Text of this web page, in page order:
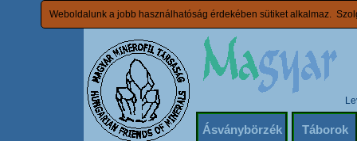
Weboldalunk a jobb használhatóság érdekében sütiket alkalmaz.
Ásványbörzék Táborok